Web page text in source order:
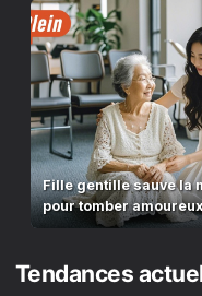
Fille gentille sauve la
pour tomber
Tendances